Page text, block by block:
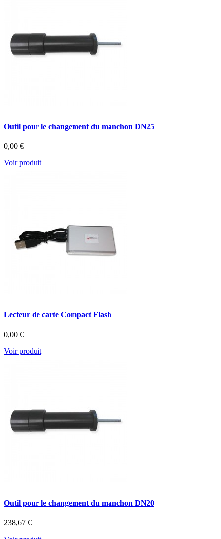
Outil pour le changement du manchon DN25
0,00 €
Voir produit
Lecteur de carte Compact Flash
0,00 €
Voir produit
Outil pour le changement du manchon DN20
238,67 €